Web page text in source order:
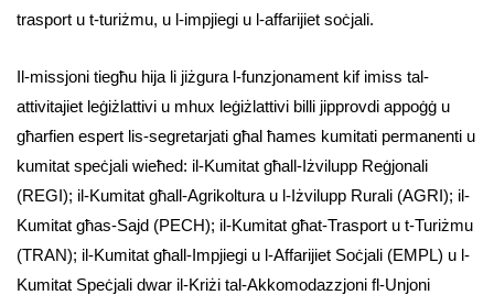
trasport u t-turiżmu, u l-impjiegi u l-affarijiet soċjali.
Il-missjoni tiegħu hija li jiżgura l-funzjonament kif imiss tal-
attivitajiet leġiżlattivi u mhux leġiżlattivi billi jipprovdi appoġġ u
għarfien espert lis-segretarjati għal ħames kumitati permanenti u
kumitat speċjali wieħed: il-Kumitat għall-Iżvilupp Reġjonali
(REGI); il-Kumitat għall-Agrikoltura u l-Iżvilupp Rurali (AGRI); il-
Kumitat għas-Sajd (PECH); il-Kumitat għat-Trasport u t-Turiżmu
(TRAN); il-Kumitat għall-Impjiegi u l-Affarijiet Soċjali (EMPL) u l-
Kumitat Speċjali dwar il-Kriżi tal-Akkomodazzjoni fl-Unjoni